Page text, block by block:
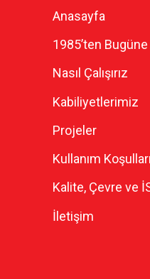
Anasayfa
1985’ten
Nasıl Çalışırız
Kabiliyetlerimiz
Projeler
Kullanım Koşulları
Kalite, Çevre ve
İletişim